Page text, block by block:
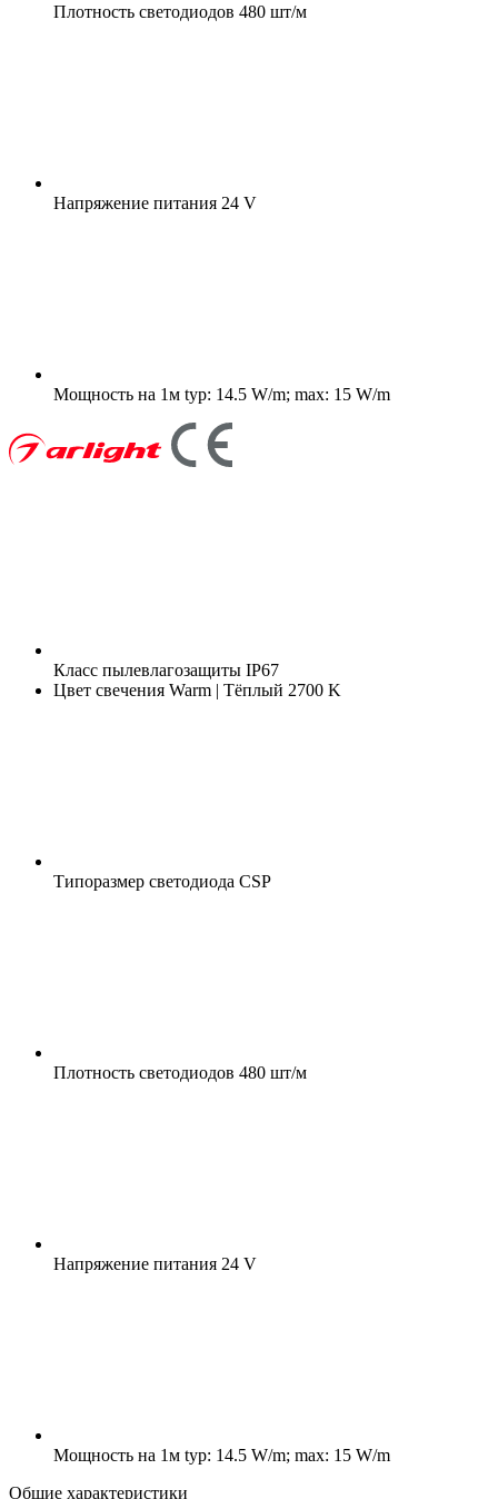
Плотность светодиодов 480 шт/м
Напряжение питания 24 V
Мощность на 1м typ: 14.5 W/m; max: 15 W/m
Класс пылевлагозащиты IP67
Цвет свечения Warm | Тёплый 2700 K
Типоразмер светодиода CSP
Плотность светодиодов 480 шт/м
Напряжение питания 24 V
Мощность на 1м typ: 14.5 W/m; max: 15 W/m
Общие характеристики